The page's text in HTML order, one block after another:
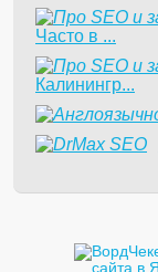
Часто в ...
Калинингр...